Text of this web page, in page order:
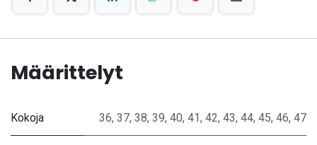
Määrittelyt
Kokoja 36, 37, 38, 39, 40, 41, 42, 43, 44, 45, 46, 47